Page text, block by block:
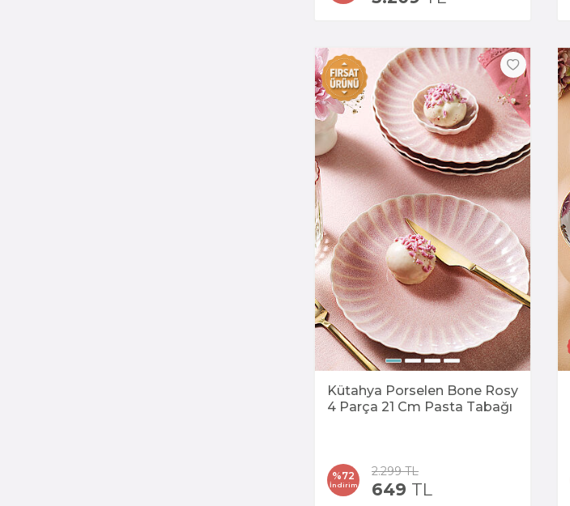
Kütahya Porselen Bone Rosy
4 Parça 21 Cm Pasta Tabağı
%72
İndirim
2.299TL
649 TL